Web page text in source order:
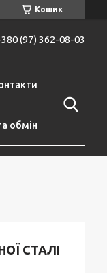
Кошик
(97) 362-08-03
обмін
СТАЛІ